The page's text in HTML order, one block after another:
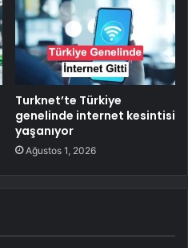
Turknet’te Türkiye
genelinde internet kesintisi
yaşanıyor
Ağustos 1, 2026